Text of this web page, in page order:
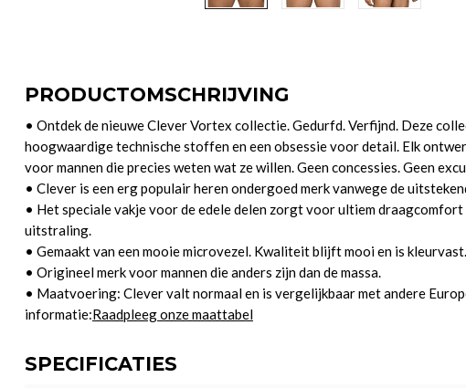
PRODUCTOMSCHRIJVING
• Ontdek de nieuwe Clever Vortex collectie. Gedurfd. Verfijnd. Deze
hoogwaardige technische stoffen en een obsessie voor detail. Elk
voor mannen die precies weten wat ze willen. Geen concessies. Geen
• Clever is een erg populair heren ondergoed merk vanwege de
• Het speciale vakje voor de edele delen zorgt voor ultiem
uitstraling.
• Gemaakt van een mooie microvezel. Kwaliteit blijft mooi en is kleurvast.
• Origineel merk voor mannen die anders zijn dan de massa.
• Maatvoering: Clever valt normaal en is vergelijkbaar met andere
informatie:Raadpleeg onze maattabel
SPECIFICATIES